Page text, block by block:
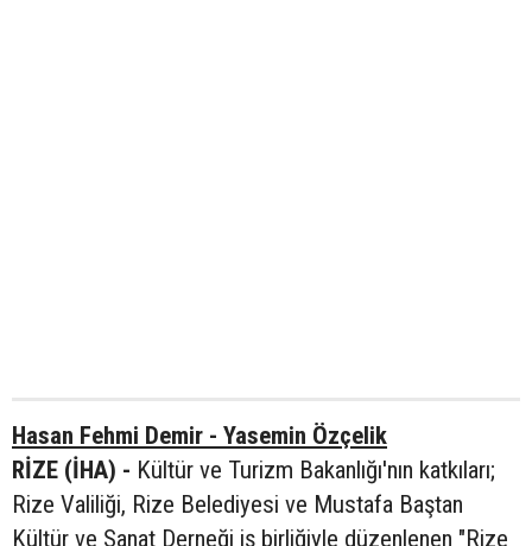
Hasan Fehmi Demir - Yasemin Özçelik
RİZE (İHA) - Kültür ve Turizm Bakanlığı'nın katkıları;
Rize Valiliği, Rize Belediyesi ve Mustafa Baştan
Kültür ve Sanat Derneği iş birliğiyle düzenlenen "Rize